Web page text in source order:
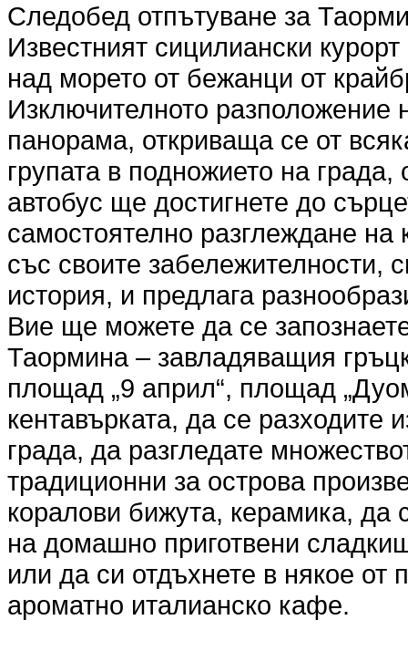
Следобед отпътуване за
Известният сицилиански
над морето от бежанци от
Изключителното разположение
панорама, откриваща се от
групата в подножието на града,
автобус ще достигнете до
самостоятелно разглеждане
със своите забележителности,
история, и предлага
Вие ще можете да се
Таормина – завладяващия
площад „9 април“, площад
кентавърката, да се разходите
града, да разгледате
традиционни за острова
коралови бижута, керамика, да
на домашно приготвени
или да си отдъхнете в някое
ароматно италианско кафе.